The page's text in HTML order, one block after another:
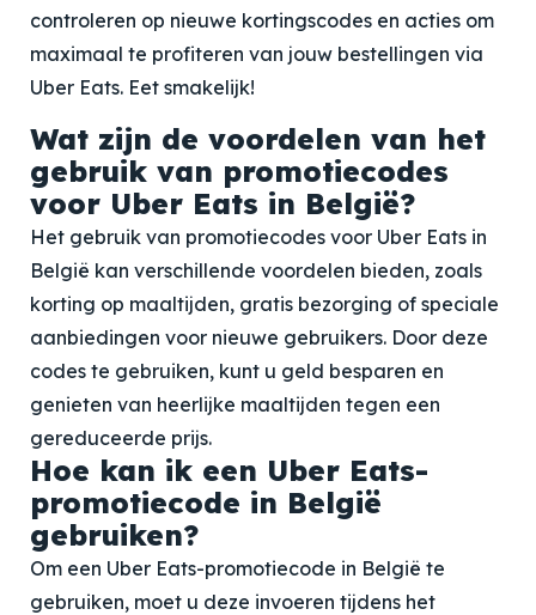
controleren op nieuwe kortingscodes en acties om
maximaal te profiteren van jouw bestellingen via
Uber Eats. Eet smakelijk!
Wat zijn de voordelen van het
gebruik van promotiecodes
voor Uber Eats in België?
Het gebruik van promotiecodes voor Uber Eats in
België kan verschillende voordelen bieden, zoals
korting op maaltijden, gratis bezorging of speciale
aanbiedingen voor nieuwe gebruikers. Door deze
codes te gebruiken, kunt u geld besparen en
genieten van heerlijke maaltijden tegen een
gereduceerde prijs.
Hoe kan ik een Uber Eats-
promotiecode in België
gebruiken?
Om een Uber Eats-promotiecode in België te
gebruiken, moet u deze invoeren tijdens het